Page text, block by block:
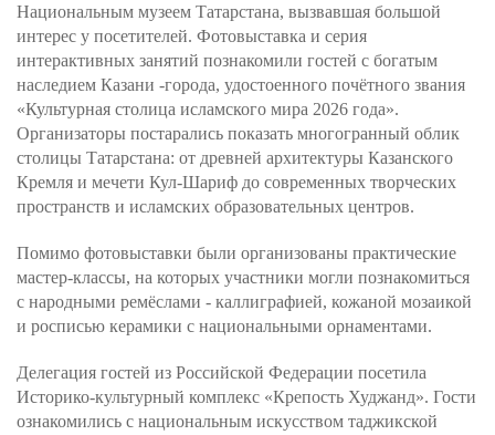
Национальным музеем Татарстана, вызвавшая большой
интерес у посетителей. Фотовыставка и серия
интерактивных занятий познакомили гостей с богатым
наследием Казани -города, удостоенного почётного звания
«Культурная столица исламского мира 2026 года».
Организаторы постарались показать многогранный облик
столицы Татарстана: от древней архитектуры Казанского
Кремля и мечети Кул-Шариф до современных творческих
пространств и исламских образовательных центров.
Помимо фотовыставки были организованы практические
мастер-классы, на которых участники могли познакомиться
с народными ремёслами - каллиграфией, кожаной мозаикой
и росписью керамики с национальными орнаментами.
Делегация гостей из Российской Федерации посетила
Историко-культурный комплекс «Крепость Худжанд». Гости
ознакомились с национальным искусством таджикской